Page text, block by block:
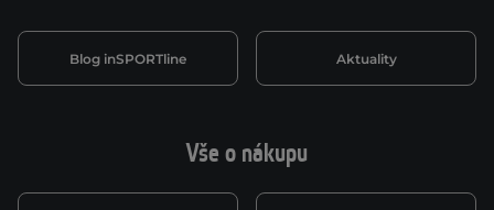
Vše o nákupu
Blog inSPORTline Aktuality